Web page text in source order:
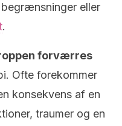
eller
.
forværres
Ofte forekommer
konsekvens af en
traumer og en